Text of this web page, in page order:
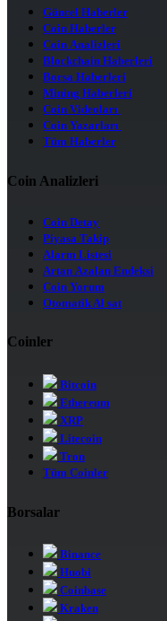
Güncel Haberler
Coin Haberler
Coin Analizleri
Blockchain Haberleri
Borsa Haberleri
Mining Haberleri
Coin Videoları
Coin Yazarları
Tüm Haberler
Coin Analizleri
Coin Detay
Piyasa Takip
Alarm Listesi
Artan Azalan Endeksi
Coin Yorum
Otomatik Al sat
Coinler
Bitcoin
Ethereum
XRP
Litecoin
Tron
Tüm Coinler
Borsalar
Binance
Huobi
Coinbase
Kraken